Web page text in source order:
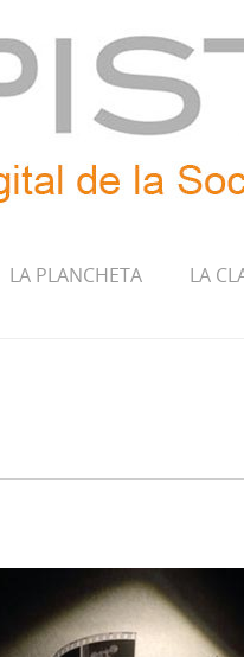
LA PLANCHETA LA